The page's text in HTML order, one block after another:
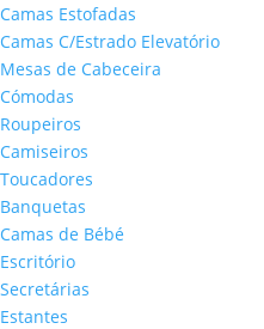
Camas Estofadas
Camas C/Estrado Elevatório
Mesas de Cabeceira
Cómodas
Roupeiros
Camiseiros
Toucadores
Banquetas
Camas de Bébé
Escritório
Secretárias
Estantes